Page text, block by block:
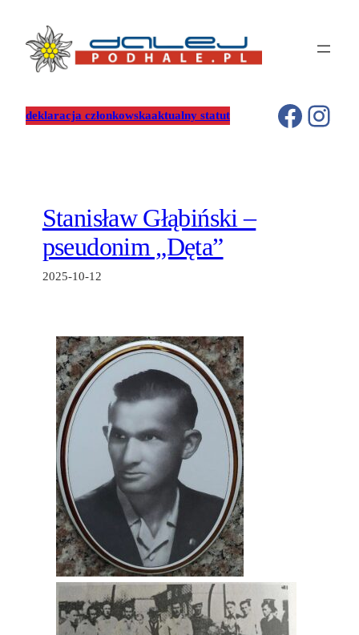
treści
deklaracja członkowskaaktualny statut
Stanisław Głąbiński –
pseudonim „Dęta”
2025-10-12